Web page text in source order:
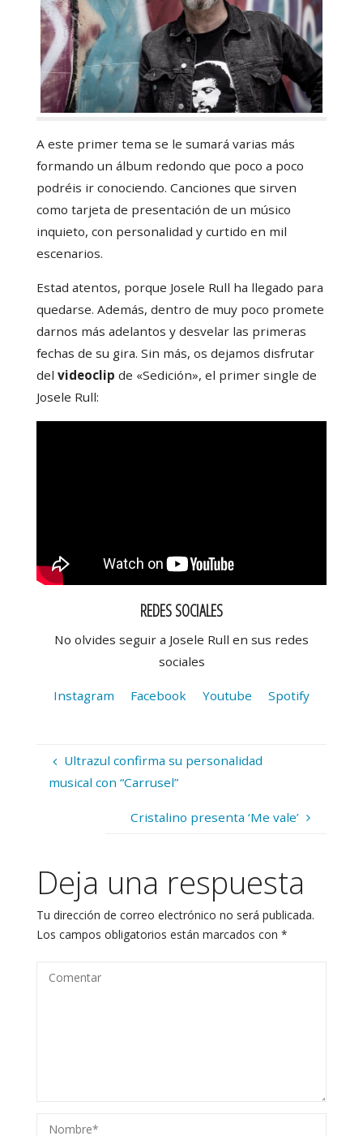
A este primer tema se le sumará varias más
formando un álbum redondo que poco a poco
podréis ir conociendo. Canciones que sirven
como tarjeta de presentación de un músico
inquieto, con personalidad y curtido en mil
escenarios.
Estad atentos, porque Josele Rull ha llegado para
quedarse. Además, dentro de muy poco promete
darnos más adelantos y desvelar las primeras
fechas de su gira. Sin más, os dejamos disfrutar
del videoclip de «Sedición», el primer single de
Josele Rull:
REDES SOCIALES
No olvides seguir a Josele Rull en sus redes
sociales
Instagram Facebook Youtube Spotify
Ultrazul confirma su personalidad
musical con “Carrusel”
Cristalino presenta ‘Me vale’
Deja una respuesta
Tu dirección de correo electrónico no será publicada.
Los campos obligatorios están marcados con *